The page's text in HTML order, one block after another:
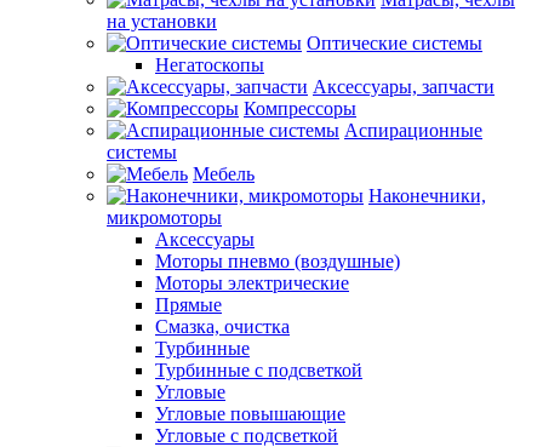
на установки
Оптические системы
Негатоскопы
Аксессуары, запчасти
Компрессоры
Аспирационные
системы
Мебель
Наконечники,
микромоторы
Аксессуары
Моторы пневмо (воздушные)
Моторы электрические
Прямые
Смазка, очистка
Турбинные
Турбинные с подсветкой
Угловые
Угловые повышающие
Угловые с подсветкой